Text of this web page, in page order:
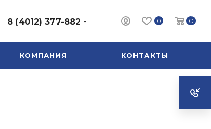
0 0
8 (4012) 377-882
КОМПАНИЯ КОНТАКТЫ